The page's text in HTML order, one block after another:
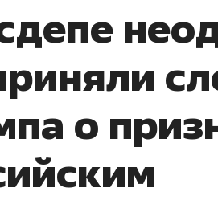
о
правил, бизнес может
потерять минимум
Как бизнесу выйти на зарубежные
чем интересен Оман?